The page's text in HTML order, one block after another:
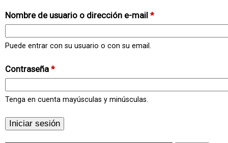
Nombre de usuario o dirección e-mail *
Puede entrar con su usuario o con su email.
Contraseña *
Tenga en cuenta mayúsculas y minúsculas.